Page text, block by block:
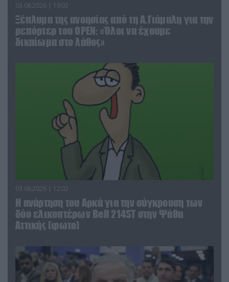
03.08.2026 | 19:02
Ξέπλυμα της ανοησίας από τη Α.Γιάμαλη για την
ρεπόρτερ του ΟΡΕΝ: «Όλοι να έχουμε
δικαίωμα στο λάθος»
03.08.2026 | 12:02
Η ανάρτηση του Αρκά για την σύγκρουση των
δύο ελικοπτέρων Bell 214ST στην Ψάθα
Αττικής (φωτο)